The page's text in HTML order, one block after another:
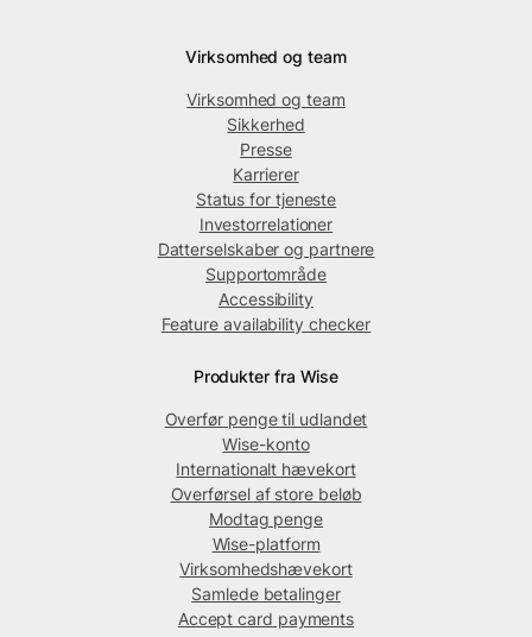
Virksomhed og team
Virksomhed og team
Sikkerhed
Presse
Karrierer
Status for tjeneste
Investorrelationer
Datterselskaber og partnere
Supportområde
Accessibility
Feature availability checker
Produkter fra Wise
Overfør penge til udlandet
Wise-konto
Internationalt hævekort
Overførsel af store beløb
Modtag penge
Wise-platform
Virksomhedshævekort
Samlede betalinger
Accept card payments